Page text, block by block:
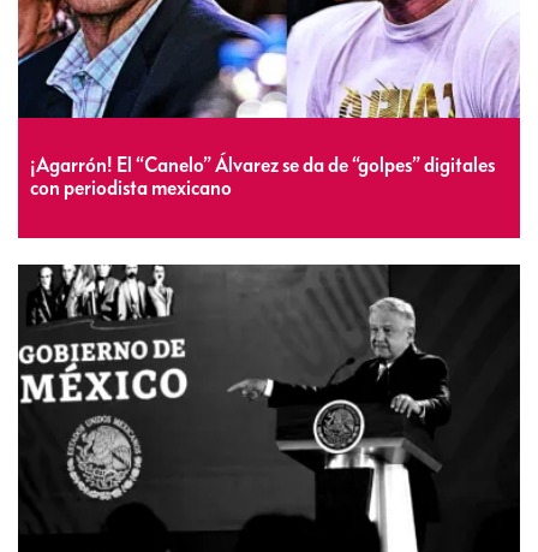
¡Agarrón! El “Canelo” Álvarez se da de “golpes” digitales
con periodista mexicano